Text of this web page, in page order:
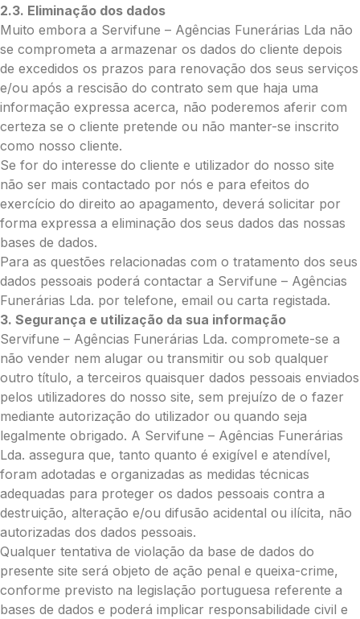
2.3. Eliminação dos dados
Muito embora a Servifune – Agências Funerárias Lda não
se comprometa a armazenar os dados do cliente depois
de excedidos os prazos para renovação dos seus serviços
e/ou após a rescisão do contrato sem que haja uma
informação expressa acerca, não poderemos aferir com
certeza se o cliente pretende ou não manter-se inscrito
como nosso cliente.
Se for do interesse do cliente e utilizador do nosso site
não ser mais contactado por nós e para efeitos do
exercício do direito ao apagamento, deverá solicitar por
forma expressa a eliminação dos seus dados das nossas
bases de dados.
Para as questões relacionadas com o tratamento dos seus
dados pessoais poderá contactar a Servifune – Agências
Funerárias Lda. por telefone, email ou carta registada.
3. Segurança e utilização da sua informação
Servifune – Agências Funerárias Lda. compromete-se a
não vender nem alugar ou transmitir ou sob qualquer
outro título, a terceiros quaisquer dados pessoais enviados
pelos utilizadores do nosso site, sem prejuízo de o fazer
mediante autorização do utilizador ou quando seja
legalmente obrigado. A Servifune – Agências Funerárias
Lda. assegura que, tanto quanto é exigível e atendível,
foram adotadas e organizadas as medidas técnicas
adequadas para proteger os dados pessoais contra a
destruição, alteração e/ou difusão acidental ou ilícita, não
autorizadas dos dados pessoais.
Qualquer tentativa de violação da base de dados do
presente site será objeto de ação penal e queixa-crime,
conforme previsto na legislação portuguesa referente a
bases de dados e poderá implicar responsabilidade civil e